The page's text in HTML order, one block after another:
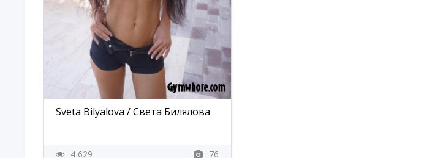
Sveta Bilyalova / Cвета Билялова
4 629 76